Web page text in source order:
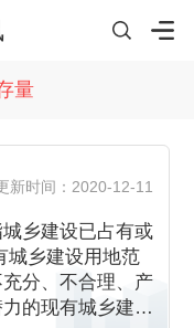
量
新时间：2020-12-11
乡建设已占有或
城乡建设用地范
分、不合理、产
的现有城乡建设